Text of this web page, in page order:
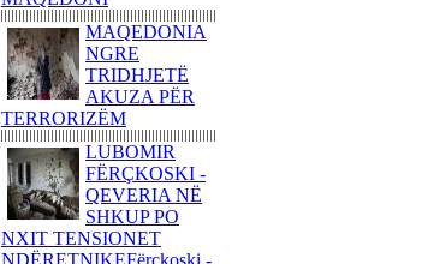
Fondation Beyeler propozon
një nga ngjarjet kulturore
pikante të vitit 2015
PërkujtimMARIAN TUNAJ
- VEPRIMTAR I SHQUAR
PËR LIRINË DHE
PAVARËSINË E
KOSOVËS
Ohridsky - UASHINGTONI
BLLOKON LLOGARITË
MAQEDONIA
NGRE
TRIDHJETË
AKUZA PËR
TERRORIZËM
LUBOMIR
FËRÇKOSKI -
QEVERIA NË
SHKUP PO
NXIT TENSIONET
NDËRETNIKEFërçkoski -